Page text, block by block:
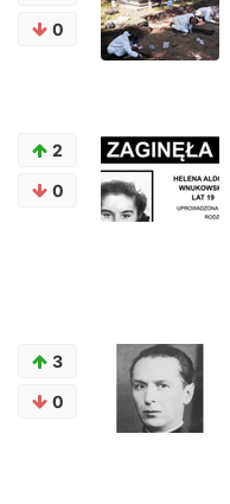
0
2
0
3
0